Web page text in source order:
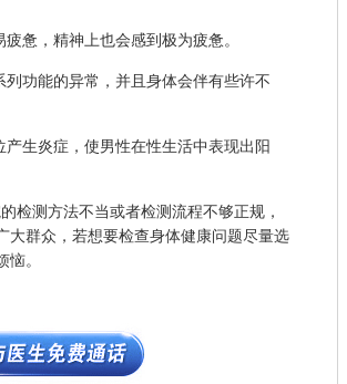
惫，精神上也会感到极为疲惫。
功能的异常，并且身体会伴有些许不
生炎症，使男性在性生活中表现出阳
检测方法不当或者检测流程不够正规，
大群众，若想要检查身体健康问题尽量选
。